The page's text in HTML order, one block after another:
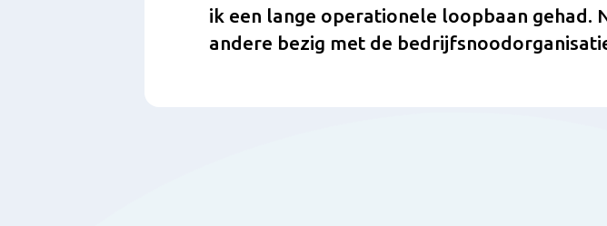
ik een lange operationele loopbaan gehad.
andere bezig met de